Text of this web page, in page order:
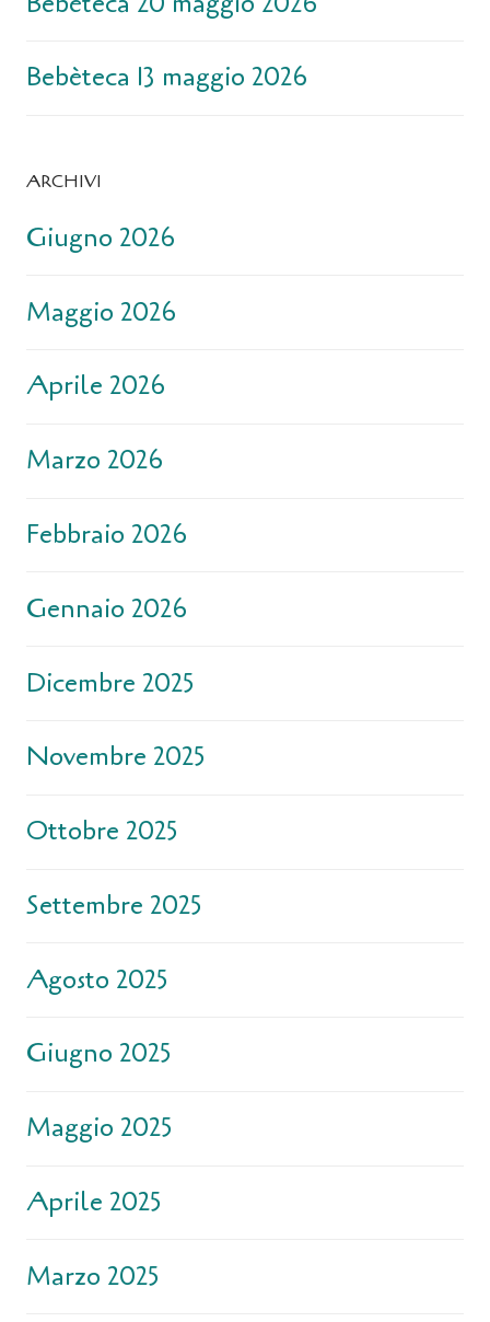
Bebèteca 13 maggio 2026
ARCHIVI
Giugno 2026
Maggio 2026
Aprile 2026
Marzo 2026
Febbraio 2026
Gennaio 2026
Dicembre 2025
Novembre 2025
Ottobre 2025
Settembre 2025
Agosto 2025
Giugno 2025
Maggio 2025
Aprile 2025
Marzo 2025